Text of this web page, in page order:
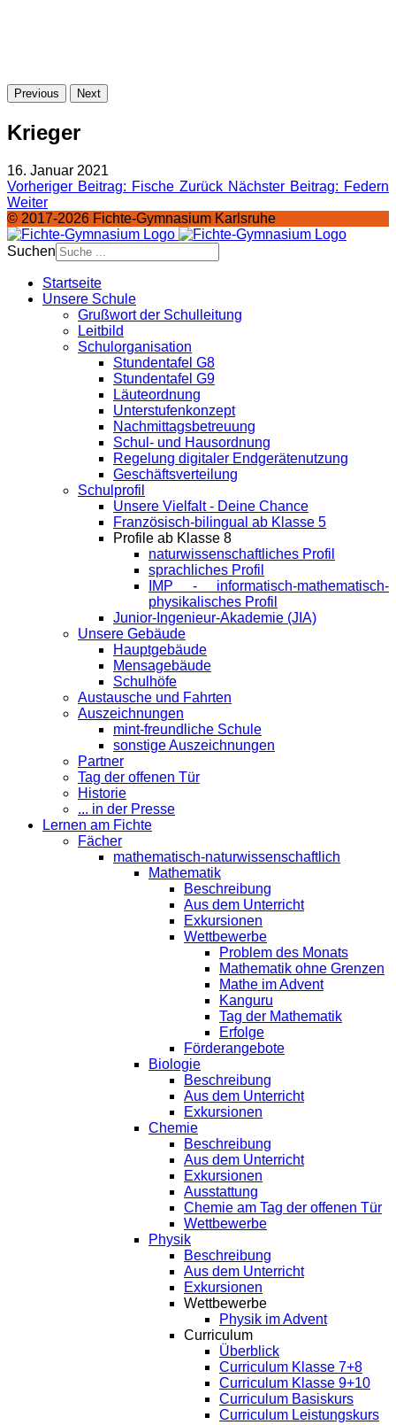
Previous Next
Krieger
16. Januar 2021
Vorheriger Beitrag: Fische Zurück Nächster Beitrag: Federn
Weiter
© 2017-2026 Fichte-Gymnasium Karlsruhe
Suchen
Startseite
Unsere Schule
Grußwort der Schulleitung
Leitbild
Schulorganisation
Stundentafel G8
Stundentafel G9
Läuteordnung
Unterstufenkonzept
Nachmittagsbetreuung
Schul- und Hausordnung
Regelung digitaler Endgeräte­nutzung
Geschäftsverteilung
Schulprofil
Unsere Vielfalt - Deine Chance
Französisch-bilingual ab Klasse 5
Profile ab Klasse 8
naturwissenschaftliches Profil
sprachliches Profil
IMP - informatisch-mathematisch-
physikalisches Profil
Junior-Ingenieur-Akademie (JIA)
Unsere Gebäude
Hauptgebäude
Mensagebäude
Schulhöfe
Austausche und Fahrten
Auszeichnungen
mint-freundliche Schule
sonstige Auszeichnungen
Partner
Tag der offenen Tür
Historie
... in der Presse
Lernen am Fichte
Fächer
mathematisch-naturwissenschaftlich
Mathematik
Beschreibung
Aus dem Unterricht
Exkursionen
Wettbewerbe
Problem des Monats
Mathematik ohne Grenzen
Mathe im Advent
Kanguru
Tag der Mathematik
Erfolge
Förderangebote
Biologie
Beschreibung
Aus dem Unterricht
Exkursionen
Chemie
Beschreibung
Aus dem Unterricht
Exkursionen
Ausstattung
Chemie am Tag der offenen Tür
Wettbewerbe
Physik
Beschreibung
Aus dem Unterricht
Exkursionen
Wettbewerbe
Physik im Advent
Curriculum
Überblick
Curriculum Klasse 7+8
Curriculum Klasse 9+10
Curriculum Basiskurs
Curriculum Leistungskurs